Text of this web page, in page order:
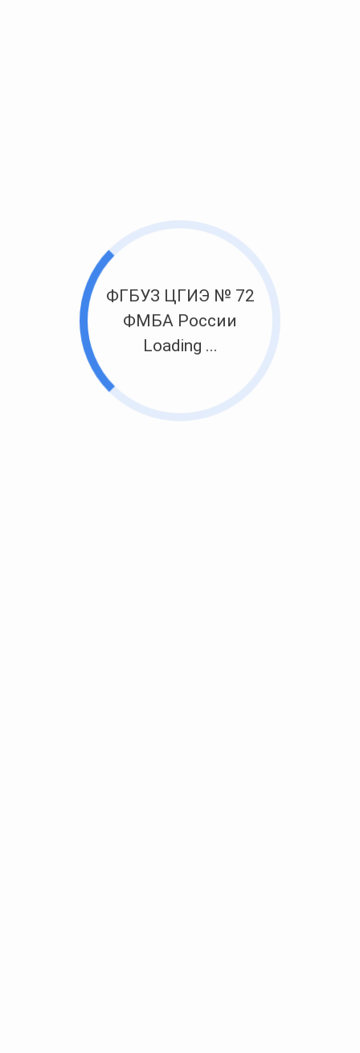
ФГБУЗ ЦГИЭ № 72
ФМБА России
Loading ...